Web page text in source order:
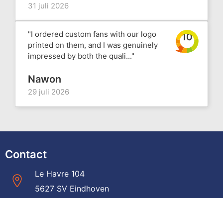
31 juli 2026
"I ordered custom fans with our logo
printed on them, and I was genuinely
impressed by both the quali..."
10
Nawon
29 juli 2026
Contact
Le Havre 104
5627 SV Eindhoven